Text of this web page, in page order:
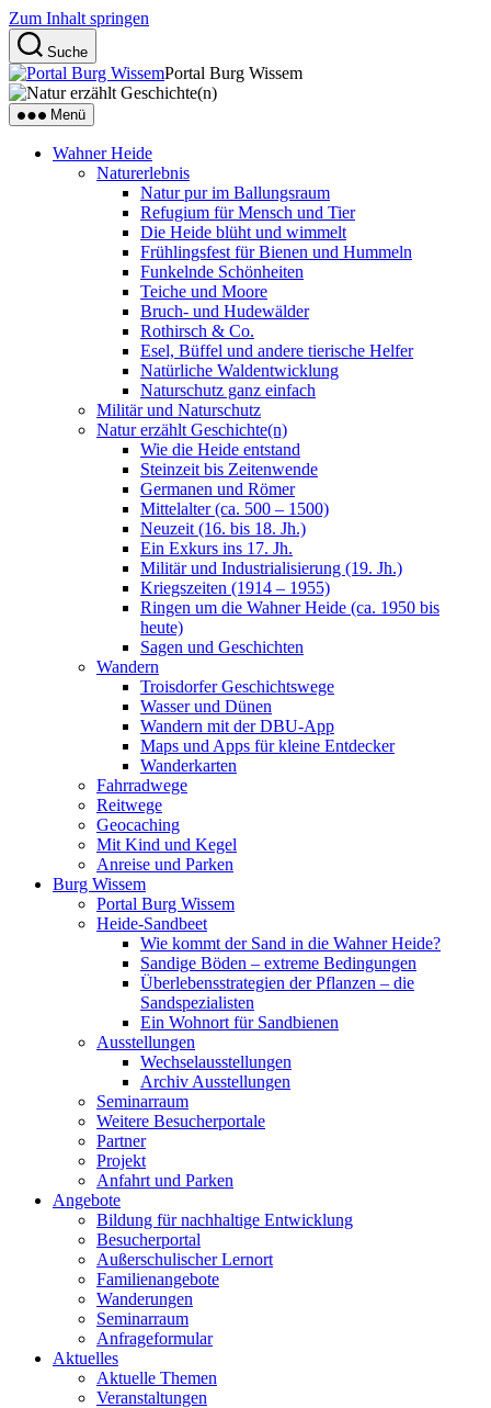
Zum Inhalt springen
Suche
Portal Burg Wissem
Menü
Wahner Heide
Naturerlebnis
Natur pur im Ballungsraum
Refugium für Mensch und Tier
Die Heide blüht und wimmelt
Frühlingsfest für Bienen und Hummeln
Funkelnde Schönheiten
Teiche und Moore
Bruch- und Hudewälder
Rothirsch & Co.
Esel, Büffel und andere tierische Helfer
Natürliche Waldentwicklung
Naturschutz ganz einfach
Militär und Naturschutz
Natur erzählt Geschichte(n)
Wie die Heide entstand
Steinzeit bis Zeitenwende
Germanen und Römer
Mittelalter (ca. 500 – 1500)
Neuzeit (16. bis 18. Jh.)
Ein Exkurs ins 17. Jh.
Militär und Industrialisierung (19. Jh.)
Kriegszeiten (1914 – 1955)
Ringen um die Wahner Heide (ca. 1950 bis
heute)
Sagen und Geschichten
Wandern
Troisdorfer Geschichtswege
Wasser und Dünen
Wandern mit der DBU-App
Maps und Apps für kleine Entdecker
Wanderkarten
Fahrradwege
Reitwege
Geocaching
Mit Kind und Kegel
Anreise und Parken
Burg Wissem
Portal Burg Wissem
Heide-Sandbeet
Wie kommt der Sand in die Wahner Heide?
Sandige Böden – extreme Bedingungen
Überlebensstrategien der Pflanzen – die
Sandspezialisten
Ein Wohnort für Sandbienen
Ausstellungen
Wechselausstellungen
Archiv Ausstellungen
Seminarraum
Weitere Besucherportale
Partner
Projekt
Anfahrt und Parken
Angebote
Bildung für nachhaltige Entwicklung
Besucherportal
Außerschulischer Lernort
Familienangebote
Wanderungen
Seminarraum
Anfrageformular
Aktuelles
Aktuelle Themen
Veranstaltungen